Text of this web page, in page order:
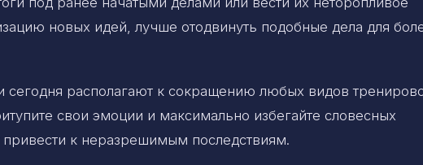
новых идей, лучше отодвинуть подобные дела для
сегодня располагают к сокращению любых видов
свои эмоции и максимально избегайте словесных
к неразрешимым последствиям.